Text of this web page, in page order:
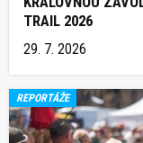
TRAIL 2026
29. 7. 2026
REPORTÁŽE